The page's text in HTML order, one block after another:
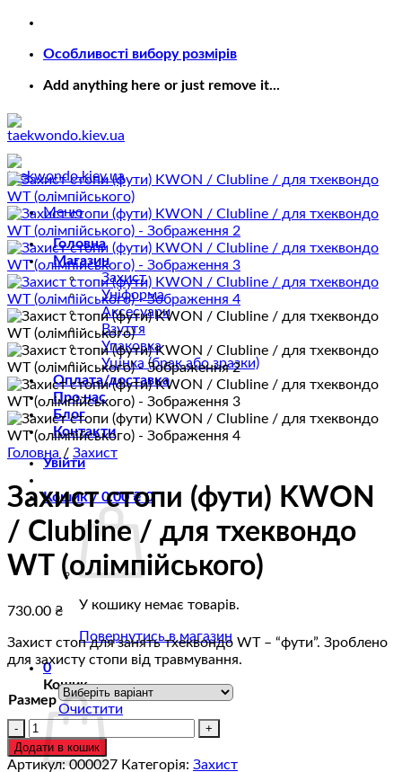
Пропустити
Особливості вибору розмірів
Add anything here or just remove it...
Меню
Головна
Магазин
Захист
Уніформа
Аксесуари
Взуття
Упаковка
Уцінка (брак або зразки)
Оплата/доставка
Про нас
Блог
Контакти
Увійти
Кошик /0.00₴ 0
У кошику немає товарів.
Повернутись в магазин
0
Кошик
Головна / Захист
Захист стопи (фути) KWON
/ Clubline / для тхеквондо
WT (олімпійського)
730.00 ₴
Захист стоп для занять тхеквондо WT – “фути”. Зроблено
для захисту стопи від травмування.
Размер
Очистити
Захист
стопи
(фути)
Додати в кошик
Артикул:000027 Категорія: Захист